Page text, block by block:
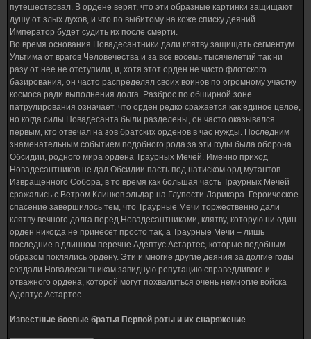
путешествовал. В ордене верят, что эти образные картинки защищают
душу от злых духов, и что по выбитому на коже списку деяний
Император будет судить их после смерти.
Во время основания Новадесантники дали клятву защищать сегментум
Ультима от врагов Человечества и за все восемь тысячелетий так ни
разу от нее не отступили, и, хотя этот орден не чисто флотского
базирования, он часто распределял своих воинов по огромному участку
космоса ради выполнения долга. Разброс по обширной зоне
патрулирования означает, что орден редко сражается как единое целое,
но когда силы Новадесанта были разделены, он часто оказывался
первым, кто отвечал на зов братских орденов в час нужды. Последним
знаменательным событием подобного рода за эти годы была оборона
Обсидии, родного мира ордена Траурных Мечей. Именно приход
Новадесантников не дал Обсидии пасть под натиском орд мутантов
Извращенного Собора, в то время как большая часть Траурных Мечей
сражались с Ветром Клинков эльдар на Глупости Ларикара. Героическое
спасение завершилось тем, что Траурные Мечи торжественно дали
клятву вечного долга перед Новадесантниками, клятву, которую ни один
орден никогда не принесет просто так, а Траурные Мечи – лишь
последние в длинном перечне Адептус Астартес, которые подобным
образом поклялись ордену. Эти и многие другие деяния за долгие годы
создали Новадесантникам завидную репутацию справедливого и
отважного ордена, которой могут похвалиться очень немногие войска
Адептус Астартес.
Известные боевые братья Первой роты и их снаряжение